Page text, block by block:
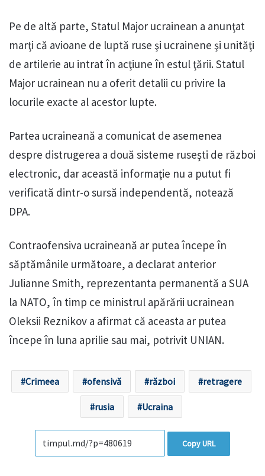
Pe de altă parte, Statul Major ucrainean a anunţat
marţi că avioane de luptă ruse şi ucrainene şi unităţi
de artilerie au intrat în acţiune în estul ţării. Statul
Major ucrainean nu a oferit detalii cu privire la
locurile exacte al acestor lupte.
Partea ucraineană a comunicat de asemenea
despre distrugerea a două sisteme ruseşti de război
electronic, dar această informaţie nu a putut fi
verificată dintr-o sursă independentă, notează
DPA.
Contraofensiva ucraineană ar putea începe în
săptămânile următoare, a declarat anterior
Julianne Smith, reprezentanta permanentă a SUA
la NATO, în timp ce ministrul apărării ucrainean
Oleksii Reznikov a afirmat că aceasta ar putea
începe în luna aprilie sau mai, potrivit UNIAN.
Crimeea ofensivă război retragere
rusia Ucraina
Copy URL